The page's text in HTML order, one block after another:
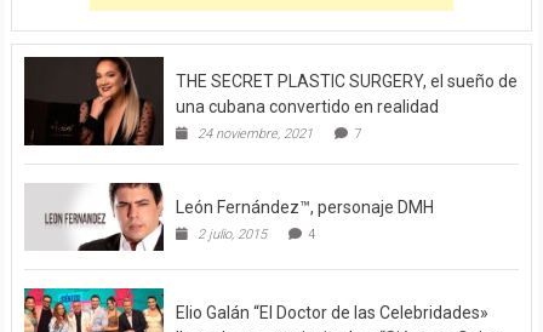
THE SECRET PLASTIC SURGERY, el sueño de
una cubana convertido en realidad
24 noviembre, 2021 7
León Fernández™, personaje DMH
2 julio, 2015 4
Elio Galán “El Doctor de las Celebridades»